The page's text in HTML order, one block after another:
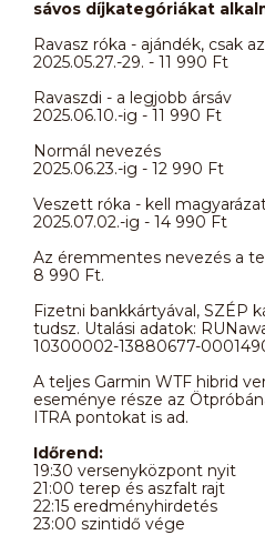
sávos díjkategóriákat
Ravasz róka - ajándék, csak
2025.05.27.-29. - 11 990 Ft
Ravaszdi - a legjobb ársáv
2025.06.10.-ig - 11 990 Ft
Normál nevezés
2025.06.23.-ig - 12 990 Ft
Veszett róka - kell
2025.07.02.-ig - 14 990 Ft
Az éremmentes nevezés a
8 990 Ft.
Fizetni bankkártyával, SZÉP
tudsz. Utalási adatok:
10300002-13880677-
A teljes Garmin WTF hibrid
eseménye része az
ITRA pontokat is ad.
Időrend:
19:30 versenyközpont nyit
21:00 terep és aszfalt rajt
22:15 eredményhirdetés
23:00 szintidő vége